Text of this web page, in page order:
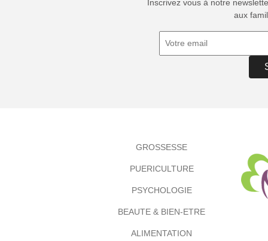
Inscrivez vous à notre
aux
GROSSESSE
PUERICULTURE
PSYCHOLOGIE
BEAUTE & BIEN-ETRE
ALIMENTATION